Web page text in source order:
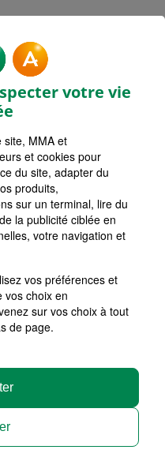
code postal ou ville
les suggestions de
FODERE
votre vie
site, MMA et
et cookies pour
du site, adapter du
produits,
sur un terminal, lire du
la publicité ciblée en
votre navigation et
vos préférences et
vos choix en
sur vos choix à tout
de page.